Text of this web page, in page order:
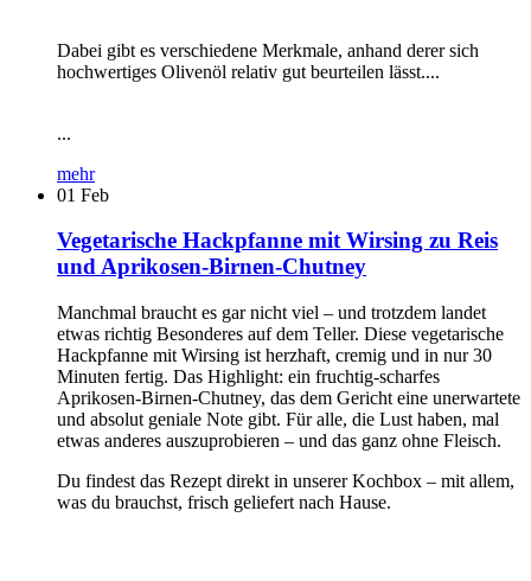
Dabei gibt es verschiedene Merkmale, anhand derer sich
hochwertiges Olivenöl relativ gut beurteilen lässt....
...
mehr
01 Feb
Vegetarische Hackpfanne mit Wirsing zu Reis
und Aprikosen-Birnen-Chutney
Manchmal braucht es gar nicht viel – und trotzdem landet
etwas richtig Besonderes auf dem Teller. Diese vegetarische
Hackpfanne mit Wirsing ist herzhaft, cremig und in nur 30
Minuten fertig. Das Highlight: ein fruchtig-scharfes
Aprikosen-Birnen-Chutney, das dem Gericht eine unerwartete
und absolut geniale Note gibt. Für alle, die Lust haben, mal
etwas anderes auszuprobieren – und das ganz ohne Fleisch.
Du findest das Rezept direkt in unserer Kochbox – mit allem,
was du brauchst, frisch geliefert nach Hause.